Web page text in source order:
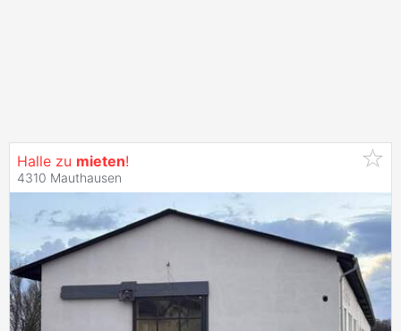
Halle zu mieten!
4310 Mauthausen